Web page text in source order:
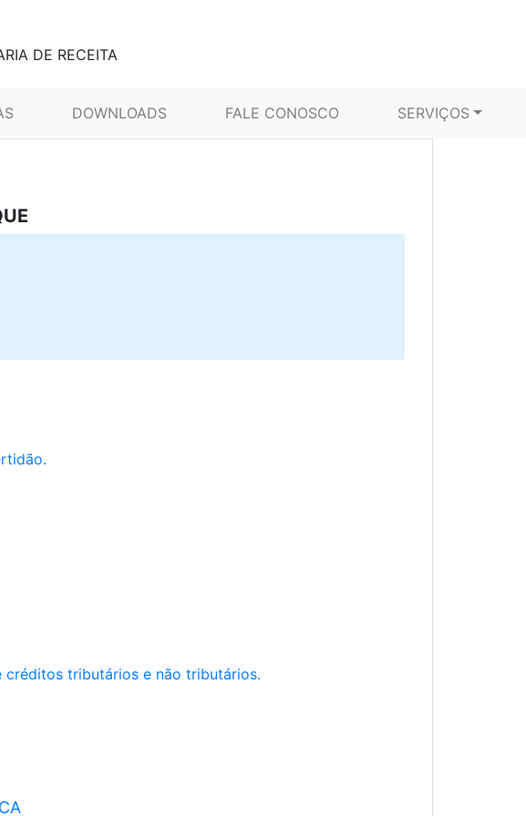
DE RECEITA
DOWNLOADS FALE CONOSCO SERVIÇOS
créditos tributários e não tributários.